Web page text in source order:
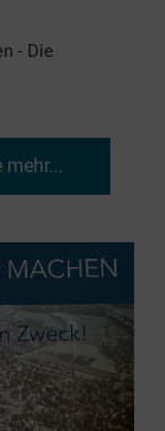
- Die
mehr...